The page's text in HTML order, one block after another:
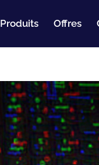
Produits Offres